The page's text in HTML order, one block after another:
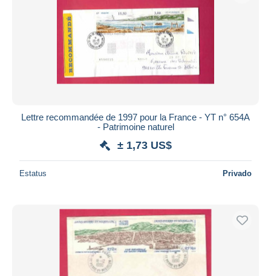
Lettre recommandée de 1997 pour la France - YT n° 654A
- Patrimoine naturel
± 1,73 US$
Estatus Privado